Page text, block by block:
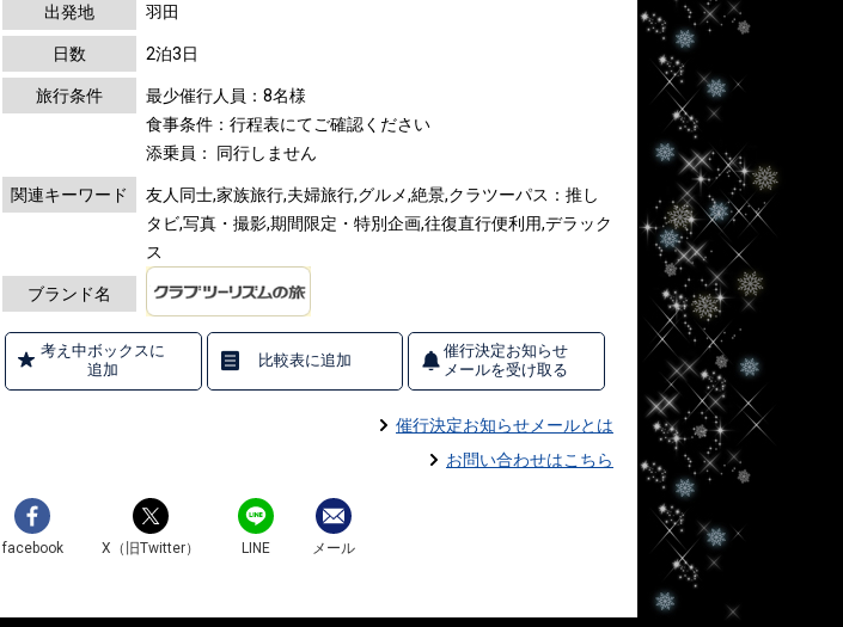
出発地 羽田
日数 2泊3日
旅行条件
最少催行人員：8名様
食事条件：行程表にてご確認ください
添乗員： 同行しません
関連キーワード
友人同士,家族旅行,夫婦旅行,グルメ,絶景,クラツーパス：推し
タビ,写真・撮影,期間限定・特別企画,往復直行便利用,デラック
ス
ブランド名
考え中ボックスに
追加
比較表に追加
催行決定お知らせ
メールを受け取る
催行決定お知らせメールとは
お問い合わせはこちら
facebook X（旧Twitter） LINE メール